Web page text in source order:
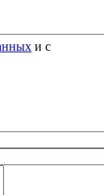
и с